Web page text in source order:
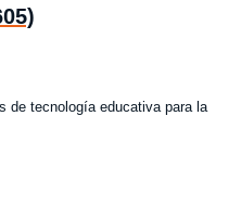
de tecnología educativa para la